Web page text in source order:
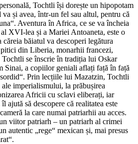
Tochtli își dorește un hipopotam
și avea, într-un fel sau altul, pentru că
Aventura în Africa, ce se va încheia
XVI-lea și a Mariei Antoaneta, este o
băiatul va descoperi legătura
din Liberia, monarhii francezi,
Tochtli se înscrie în tradiția lui Oskar
Sinai, a copiilor geniali aflați față în față
Prin lecțiile lui Mazatzin, Tochtli
ale imperialismului, la prăbușirea
Africii cu sclavi eliberați, iar
ajută să descopere că realitatea este
la care numai patriarhii au acces.
viitor patriarh ‒ un patriarh al crimei
autentic „rege“ mexican și, mai presus